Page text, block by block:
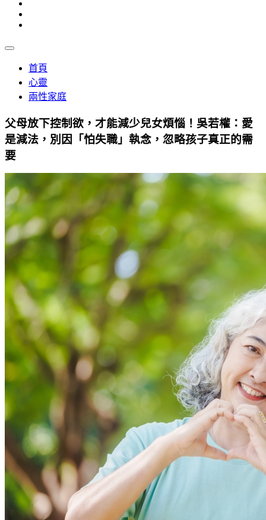
首頁
心靈
兩性家庭
父母放下控制欲，才能減少兒女煩惱！吳若權：愛
是減法，別因「怕失職」執念，忽略孩子真正的需
要